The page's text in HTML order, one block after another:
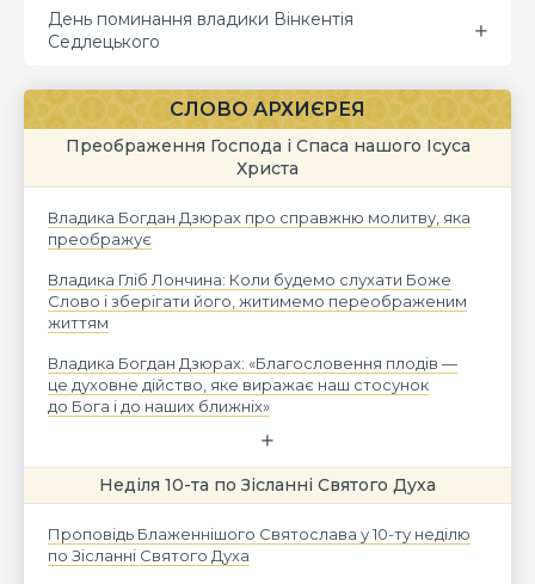
День поминання владики Вінкентія
Седлецького
СЛОВО АРХИЄРЕЯ
Преображення Господа і Спаса нашого Ісуса
Христа
Владика Богдан Дзюрах про справжню молитву, яка
преображує
Владика Гліб Лончина: Коли будемо слухати Боже
Слово і зберігати його, житимемо переображеним
життям
Владика Богдан Дзюрах: «Благословення плодів —
це духовне дійство, яке виражає наш стосунок
до Бога і до наших ближніх»
Неділя 10-та по Зісланні Святого Духа
Проповідь Блаженнішого Святослава у 10-ту неділю
по Зісланні Святого Духа